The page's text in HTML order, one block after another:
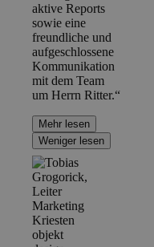
aktive Reports
sowie eine
freundliche und
aufgeschlossene
Kommunikation
mit dem Team
um Herrn Ritter.“
Mehr lesen
Weniger lesen